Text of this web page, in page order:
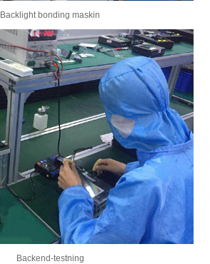
Backlight bonding maskin
Backend-testning